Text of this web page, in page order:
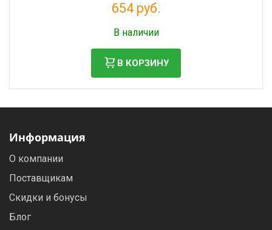
654 руб.
В наличии
В КОРЗИНУ
Информация
О компании
Поставщикам
Скидки и бонусы
Блог